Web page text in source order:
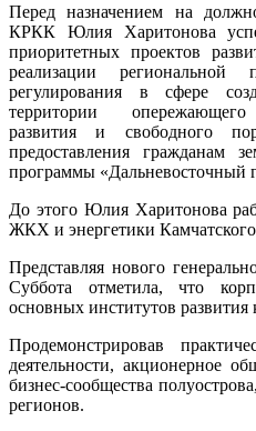
Перед назначением на
КРКК Юлия Харитонова
приоритетных проектов
реализации
регулирования в сфере
территории опережающего
развития и свободного
предоставления гражданам
программы «Дальневосточный
До этого Юлия Харитонова
ЖКХ и энергетики Камчатского
Представляя нового
Суббота отметила, что
основных институтов развития
Продемонстрировав
деятельности, акционерное
бизнес-сообщества
регионов.